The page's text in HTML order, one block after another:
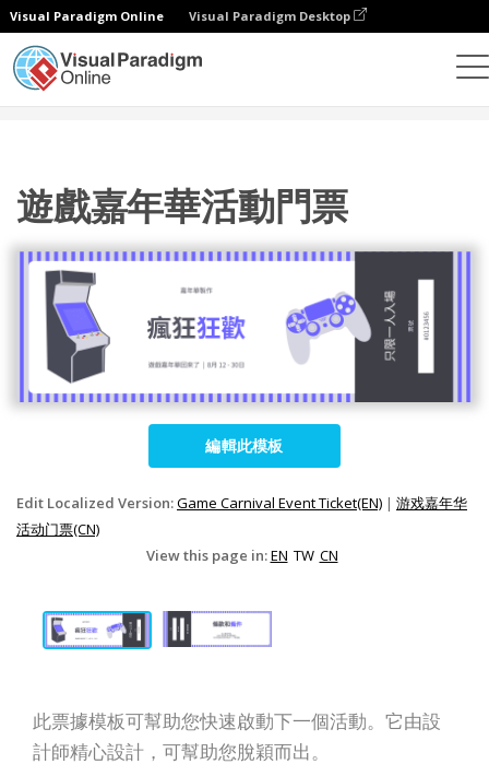
Visual Paradigm Online Visual Paradigm Desktop
遊戲嘉年華活動門票
編輯此模板
Edit Localized Version:Game Carnival Event Ticket(EN) | 游戏嘉年华
活动门票(CN)
View this page in:EN TW CN
此票據模板可幫助您快速啟動下一個活動。它由設
計師精心設計，可幫助您脫穎而出。